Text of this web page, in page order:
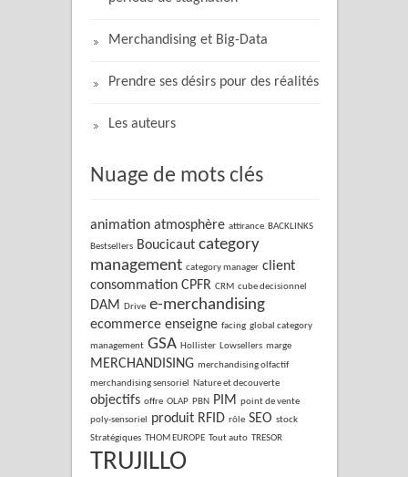
Merchandising et Big-Data
Prendre ses désirs pour des réalités
Les auteurs
Nuage de mots clés
animation atmosphère attirance BACKLINKS
Bestsellers Boucicaut category
management category manager client
consommation CPFR CRM cube decisionnel
DAM Drive e-merchandising
ecommerce enseigne facing global category
management GSA Hollister Lowsellers marge
MERCHANDISING merchandising olfactif
merchandising sensoriel Nature et decouverte
objectifs offre OLAP PBN PIM point de vente
poly-sensoriel produit RFID rôle SEO stock
Stratégiques THOM EUROPE Tout auto TRESOR
TRUJILLO